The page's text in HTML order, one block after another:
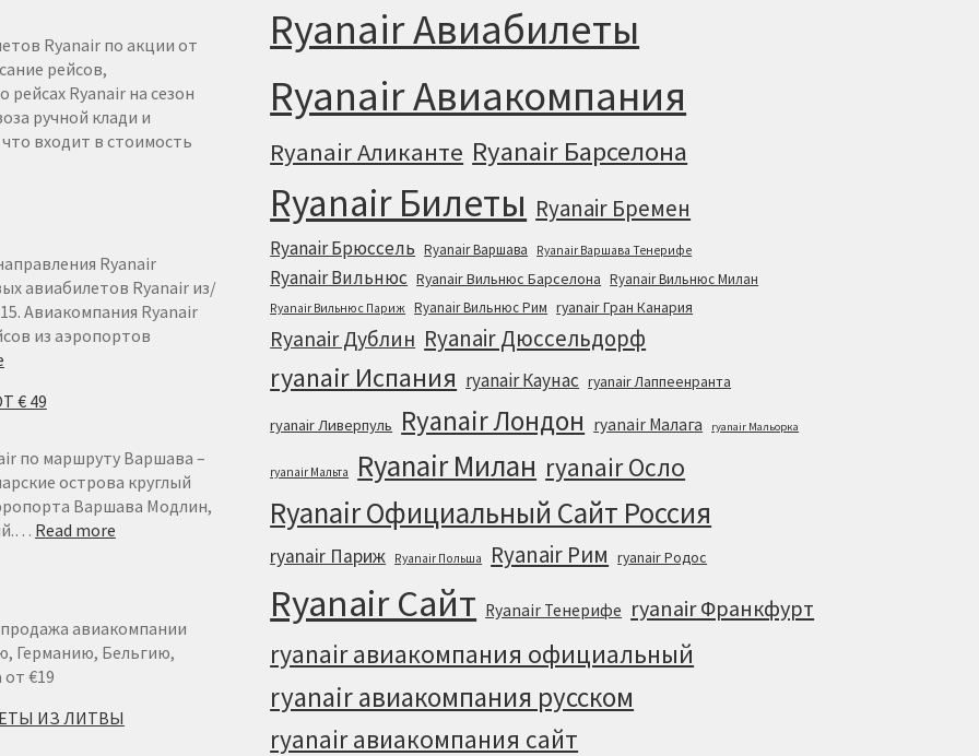
Ryanair по акции от
рейсов,
Ryanair на сезон
ручной клади и
входит в стоимость
Ryanair
авиабилетов Ryanair из/
Авиакомпания Ryanair
из аэропортов
:
ГЕРМАНИЯ
€
15
€ 49
по маршруту Варшава –
острова круглый
Варшава Модлин,
Read more:
ИЗ
ВАРШАВЫ
49
авиакомпании
Германию, Бельгию,
€19
ИЗ ЛИТВЫ
Ryanair Авиабилеты
Ryanair Авиакомпания
Ryanair Аликанте Ryanair Барселона
Ryanair Билеты Ryanair Бремен
Ryanair Брюссель Ryanair Варшава Ryanair Варшава Тенерифе
Ryanair Вильнюс Ryanair Вильнюс Барселона Ryanair Вильнюс Милан
Ryanair Вильнюс Париж Ryanair Вильнюс Рим ryanair Гран Канария
Ryanair Дублин Ryanair Дюссельдорф
ryanair Испания ryanair Каунас ryanair Лаппеенранта
ryanair Ливерпуль Ryanair Лондон ryanair Малага ryanair Мальорка
ryanair Мальта Ryanair Милан ryanair Осло
Ryanair Официальный Cайт Россия
ryanair Париж Ryanair Польша Ryanair Рим ryanair Родос
Ryanair Сайт Ryanair Тенерифе ryanair Франкфурт
ryanair авиакомпания официальный
ryanair авиакомпания русском
ryanair авиакомпания сайт